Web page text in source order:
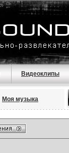
Видеоклипы
Моя музыка